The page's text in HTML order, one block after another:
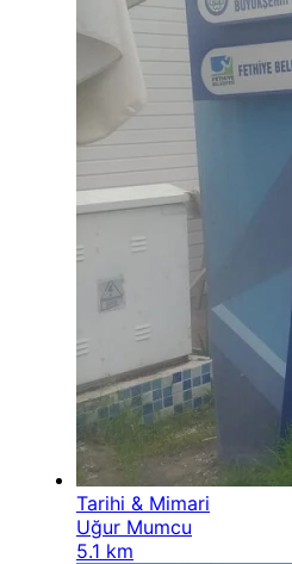
Tarihi & Mimari
Uğur Mumcu
5.1 km